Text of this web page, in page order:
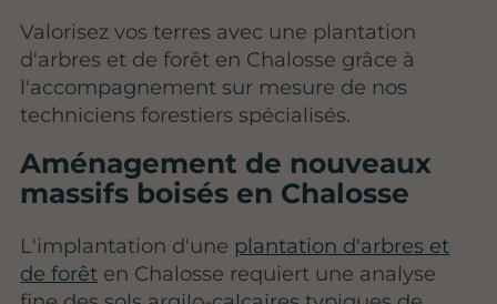
Valorisez vos terres avec une plantation
d'arbres et de forêt en Chalosse grâce à
l'accompagnement sur mesure de nos
techniciens forestiers spécialisés.
Aménagement de nouveaux
massifs boisés en Chalosse
L'implantation d'une plantation d'arbres et
de forêt en Chalosse requiert une analyse